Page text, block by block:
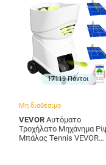
17119 Πόντοι
Μη διαθέσιμο
VEVOR
Τροχήλατο Μηχάνημα
Μπάλας Tennis VEVOR